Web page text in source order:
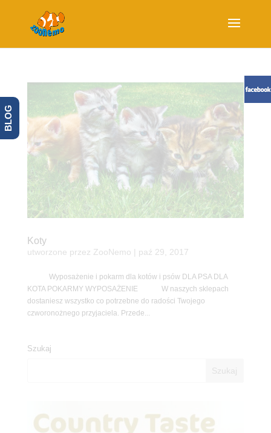
Koty
utworzone przez ZooNemo paź 29, 2017
Wyposażenie i pokarm dla kotów i psów DLA PSA DLA
KOTA POKARMY WYPOSAŻENIE W naszych sklepach
dostaniesz wszystko co potrzebne do radości Twojego
czworonożnego przyjaciela. Przede...
Szukaj
BLOG